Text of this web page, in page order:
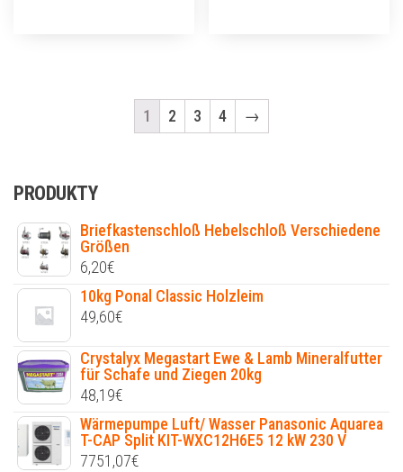
1 2 3 4 →
PRODUKTY
Briefkastenschloß Hebelschloß Verschiedene
Größen
6,20€
10kg Ponal Classic Holzleim
49,60€
Crystalyx Megastart Ewe & Lamb Mineralfutter
für Schafe und Ziegen 20kg
48,19€
Wärmepumpe Luft/ Wasser Panasonic Aquarea
T-CAP Split KIT-WXC12H6E5 12 kW 230 V
7751,07€